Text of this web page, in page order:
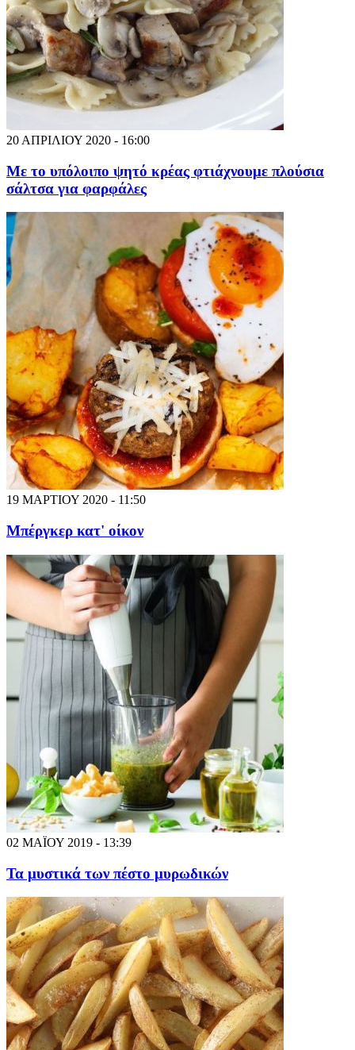
20 ΑΠΡΙΛΙΟΥ 2020 - 16:00
Με το υπόλοιπο ψητό κρέας φτιάχνουμε πλούσια
σάλτσα για φαρφάλες
19 ΜΑΡΤΙΟΥ 2020 - 11:50
Μπέργκερ κατ' οίκον
02 ΜΑΪΟΥ 2019 - 13:39
Τα μυστικά των πέστο μυρωδικών